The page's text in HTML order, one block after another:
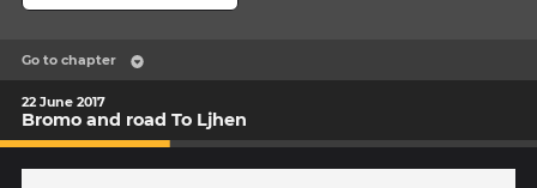
Go to chapter
22 June 2017
Bromo and road To Ljhen